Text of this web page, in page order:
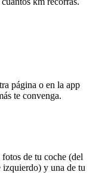
página o en la app
te convenga.
de tu coche (del
izquierdo) y una de tu